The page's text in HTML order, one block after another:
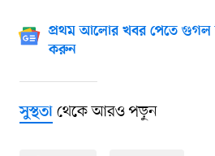
প্রথম আলোর খবর পেতে গুগল
করুন
সুস্থতাথেকে আরও পড়ুন